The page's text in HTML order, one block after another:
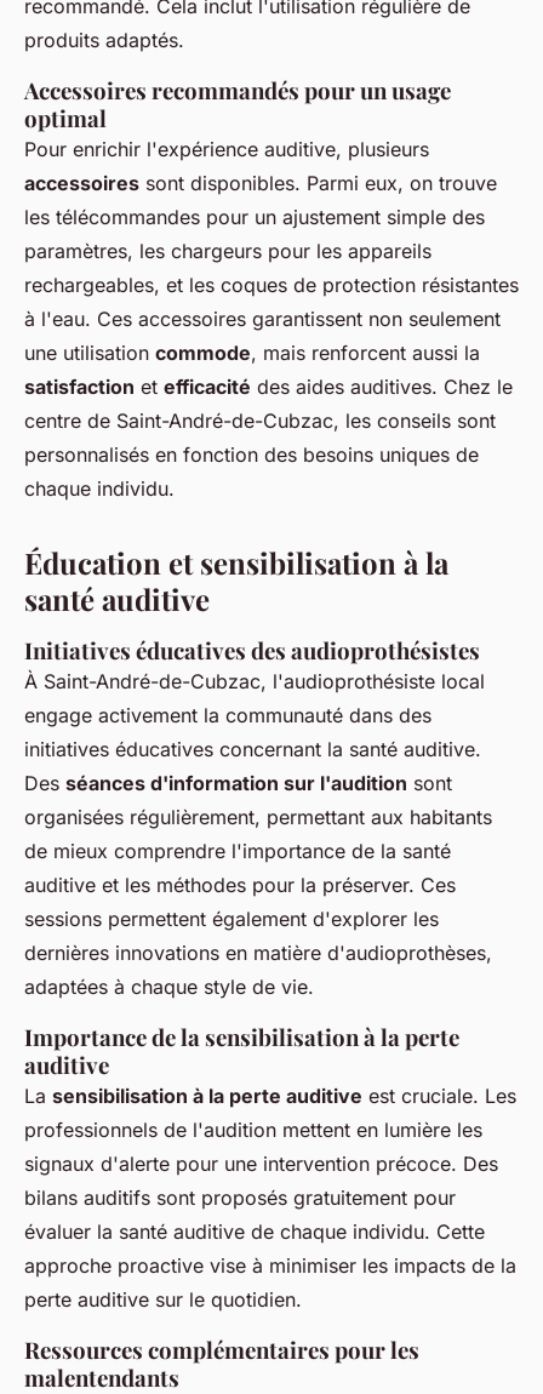
recommandé. Cela inclut l'utilisation régulière de
produits adaptés.
Accessoires recommandés pour un usage
optimal
Pour enrichir l'expérience auditive, plusieurs
accessoires sont disponibles. Parmi eux, on trouve
les télécommandes pour un ajustement simple des
paramètres, les chargeurs pour les appareils
rechargeables, et les coques de protection résistantes
à l'eau. Ces accessoires garantissent non seulement
une utilisation commode, mais renforcent aussi la
satisfaction et efficacité des aides auditives. Chez le
centre de Saint-André-de-Cubzac, les conseils sont
personnalisés en fonction des besoins uniques de
chaque individu.
Éducation et sensibilisation à la
santé auditive
Initiatives éducatives des audioprothésistes
À Saint-André-de-Cubzac, l'audioprothésiste local
engage activement la communauté dans des
initiatives éducatives concernant la santé auditive.
Des séances d'information sur l'audition sont
organisées régulièrement, permettant aux habitants
de mieux comprendre l'importance de la santé
auditive et les méthodes pour la préserver. Ces
sessions permettent également d'explorer les
dernières innovations en matière d'audioprothèses,
adaptées à chaque style de vie.
Importance de la sensibilisation à la perte
auditive
La sensibilisation à la perte auditive est cruciale. Les
professionnels de l'audition mettent en lumière les
signaux d'alerte pour une intervention précoce. Des
bilans auditifs sont proposés gratuitement pour
évaluer la santé auditive de chaque individu. Cette
approche proactive vise à minimiser les impacts de la
perte auditive sur le quotidien.
Ressources complémentaires pour les
malentendants